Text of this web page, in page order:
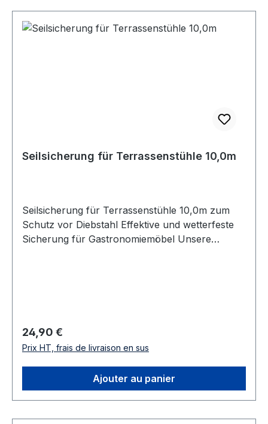
Seilsicherung für Terrassenstühle 10,0m
Seilsicherung für Terrassenstühle 10,0m zum
Schutz vor Diebstahl Effektive und wetterfeste
Sicherung für Gastronomiemöbel Unsere
einem wetterbeständigen Schloss. Das
widerstandsfähige Material und die einfache
Handhabung sorgen dafür, dass Ihre Möbel
dauerhaft und sicher vor Diebstahl und
Prix régulier :
24,90 €
Prix HT, frais de livraison en sus
Ajouter au panier